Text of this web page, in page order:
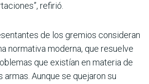
refirió.
de los gremios consideran
normativa moderna, que resuelve
que existían en materia de
armas. Aunque se quejaron su